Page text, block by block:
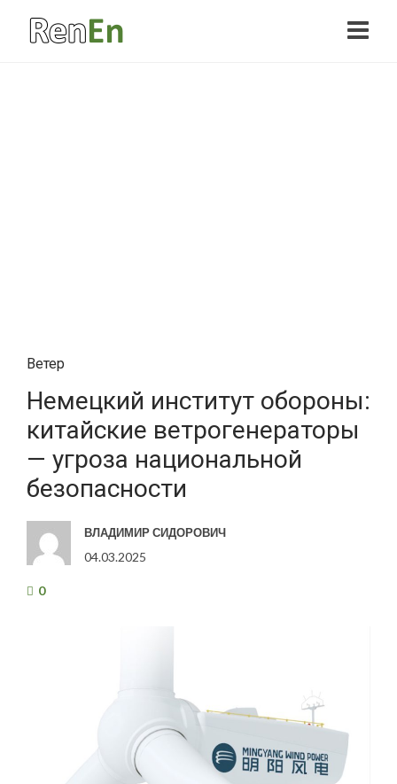
Ветер
Немецкий институт обороны:
китайские ветрогенераторы
— угроза национальной
безопасности
ВЛАДИМИР СИДОРОВИЧ
04.03.2025
0